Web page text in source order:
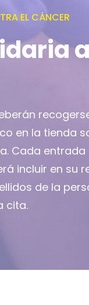
EL CÁNCER
en la tienda
Cada entrada
incluir en su
de la
cita.